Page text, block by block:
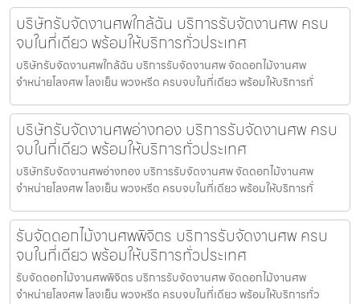
บริษัทรับจัดงานศพใกล้ฉัน บริการรับจัดงานศพ ครบ
จบในที่เดียว พร้อมให้บริการทั่วประเทศ
บริษัทรับจัดงานศพใกล้ฉัน บริการรับจัดงานศพ จัดดอกไม้งานศพ
จำหน่ายโลงศพ โลงเย็น พวงหรีด ครบจบในที่เดียว พร้อมให้บริการทั่
บริษัทรับจัดงานศพอ่างทอง บริการรับจัดงานศพ ครบ
จบในที่เดียว พร้อมให้บริการทั่วประเทศ
บริษัทรับจัดงานศพอ่างทอง บริการรับจัดงานศพ จัดดอกไม้งานศพ
จำหน่ายโลงศพ โลงเย็น พวงหรีด ครบจบในที่เดียว พร้อมให้บริการทั่
รับจัดดอกไม้งานศพพิจิตร บริการรับจัดงานศพ ครบ
จบในที่เดียว พร้อมให้บริการทั่วประเทศ
รับจัดดอกไม้งานศพพิจิตร บริการรับจัดงานศพ จัดดอกไม้งานศพ
จำหน่ายโลงศพ โลงเย็น พวงหรีด ครบจบในที่เดียว พร้อมให้บริการทั่ว